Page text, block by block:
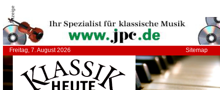
Anzeige
Freitag, 7. August 2026 Sitemap